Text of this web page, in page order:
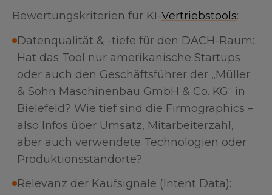
Bewertungskriterien für KI-Vertriebstools:
Datenqualität & -tiefe für den DACH-Raum:
Hat das Tool nur amerikanische Startups
oder auch den Geschäftsführer der „Müller
& Sohn Maschinenbau GmbH & Co. KG“ in
Bielefeld? Wie tief sind die Firmographics –
also Infos über Umsatz, Mitarbeiterzahl,
aber auch verwendete Technologien oder
Produktionsstandorte?
Relevanz der Kaufsignale (Intent Data):